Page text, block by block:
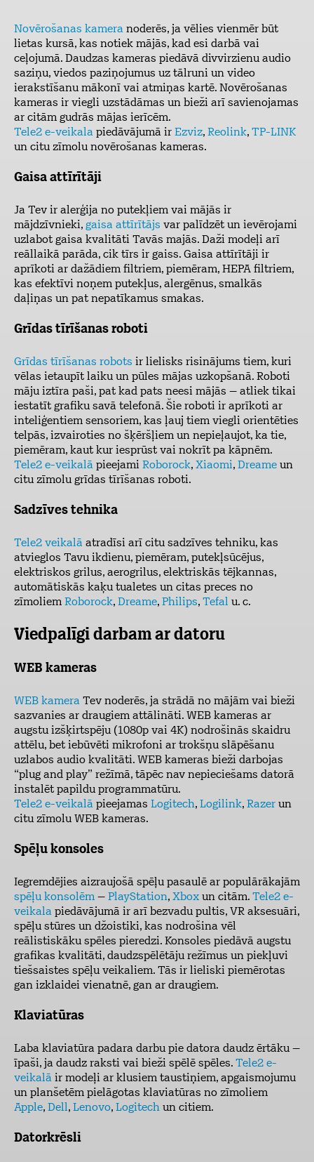
Novērošanas kamera noderēs, ja vēlies vienmēr būt
lietas kursā, kas notiek mājās, kad esi darbā vai
ceļojumā. Daudzas kameras piedāvā divvirzienu audio
saziņu, viedos paziņojumus uz tālruni un video
ierakstīšanu mākonī vai atmiņas kartē. Novērošanas
kameras ir viegli uzstādāmas un bieži arī savienojamas
ar citām gudrās mājas ierīcēm.
Tele2 e-veikala piedāvājumā ir Ezviz, Reolink, TP-LINK
un citu zīmolu novērošanas kameras.
Gaisa attīrītāji
Ja Tev ir alerģija no putekļiem vai mājās ir
mājdzīvnieki, gaisa attīrītājs var palīdzēt un ievērojami
uzlabot gaisa kvalitāti Tavās majās. Daži modeļi arī
reāllaikā parāda, cik tīrs ir gaiss. Gaisa attīrītāji ir
aprīkoti ar dažādiem filtriem, piemēram, HEPA filtriem,
kas efektīvi noņem putekļus, alergēnus, smalkās
daļiņas un pat nepatīkamus smakas.
Grīdas tīrīšanas roboti
Grīdas tīrīšanas robots ir lielisks risinājums tiem, kuri
vēlas ietaupīt laiku un pūles mājas uzkopšanā. Roboti
māju iztīra paši, pat kad pats neesi mājās – atliek tikai
iestatīt grafiku savā telefonā. Šie roboti ir aprīkoti ar
inteliģentiem sensoriem, kas ļauj tiem viegli orientēties
telpās, izvairoties no šķēršļiem un nepieļaujot, ka tie,
piemēram, kaut kur iesprūst vai nokrīt pa kāpnēm.
Tele2 e-veikalā pieejami Roborock, Xiaomi, Dreame un
citu zīmolu grīdas tīrīšanas roboti.
Sadzīves tehnika
Tele2 veikalā atradīsi arī citu sadzīves tehniku, kas
atvieglos Tavu ikdienu, piemēram, putekļsūcējus,
elektriskos grilus, aerogrilus, elektriskās tējkannas,
automātiskās kaķu tualetes un citas preces no
zīmoliem Roborock, Dreame, Philips, Tefal u. c.
Viedpalīgi darbam ar datoru
WEB kameras
WEB kamera Tev noderēs, ja strādā no mājām vai bieži
sazvanies ar draugiem attālināti. WEB kameras ar
augstu izšķirtspēju (1080p vai 4K) nodrošinās skaidru
attēlu, bet iebūvēti mikrofoni ar trokšņu slāpēšanu
uzlabos audio kvalitāti. WEB kameras bieži darbojas
“plug and play” režīmā, tāpēc nav nepieciešams datorā
instalēt papildu programmatūru.
Tele2 e-veikalā pieejamas Logitech, Logilink, Razer un
citu zīmolu WEB kameras.
Spēļu konsoles
Iegremdējies aizraujošā spēļu pasaulē ar populārākajām
spēļu konsolēm – PlayStation, Xbox un citām. Tele2 e-
veikala piedāvājumā ir arī bezvadu pultis, VR aksesuāri,
spēļu stūres un džoistiki, kas nodrošina vēl
reālistiskāku spēles pieredzi. Konsoles piedāvā augstu
grafikas kvalitāti, daudzspēlētāju režīmus un piekļuvi
tiešsaistes spēļu veikaliem. Tās ir lieliski piemērotas
gan izklaidei vienatnē, gan ar draugiem.
Klaviatūras
Laba klaviatūra padara darbu pie datora daudz ērtāku –
īpaši, ja daudz raksti vai bieži spēlē spēles. Tele2 e-
veikalā ir modeļi ar klusiem taustiņiem, apgaismojumu
un planšetēm pielāgotas klaviatūras no zīmoliem
Apple, Dell, Lenovo, Logitech un citiem.
Datorkrēsli